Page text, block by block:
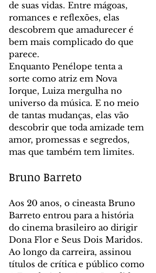
de suas vidas. Entre mágoas,
romances e reflexões, elas
descobrem que amadurecer é
bem mais complicado do que
parece.
Enquanto Penélope tenta a
sorte como atriz em Nova
Iorque, Luiza mergulha no
universo da música. E no meio
de tantas mudanças, elas vão
descobrir que toda amizade tem
amor, promessas e segredos,
mas que também tem limites.
Bruno Barreto
Aos 20 anos, o cineasta Bruno
Barreto entrou para a história
do cinema brasileiro ao dirigir
Dona Flor e Seus Dois Maridos.
Ao longo da carreira, assinou
títulos de crítica e público como